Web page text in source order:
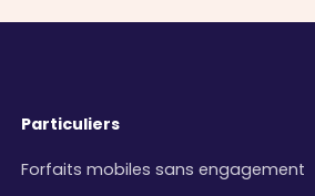
Particuliers
Forfaits mobiles sans engagement